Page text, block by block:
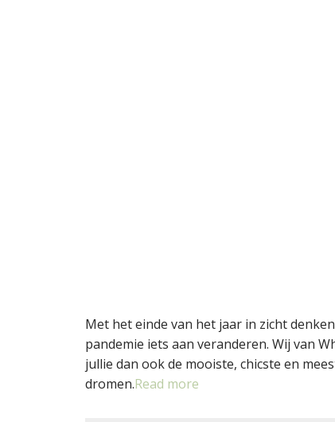
Met het einde van het jaar in zicht
pandemie iets aan veranderen. Wij van
jullie dan ook de mooiste, chicste en
dromen.Read more